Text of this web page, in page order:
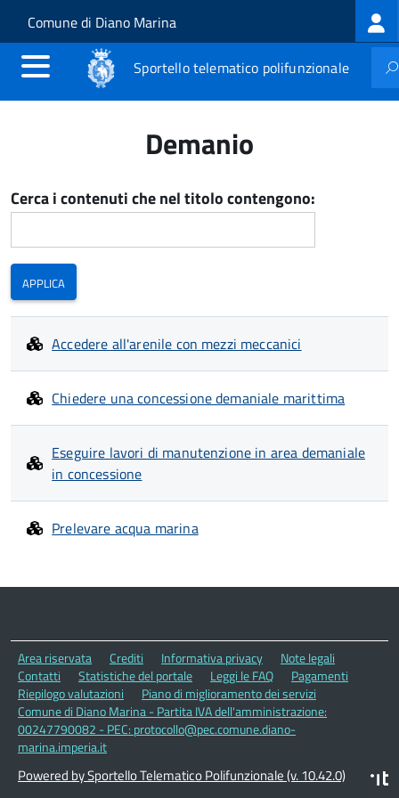
Salta al contenuto principale
Skip to site navigation
Comune di Diano Marina
Sportello telematico polifunzionale
Demanio
Cerca i contenuti che nel titolo contengono:
Accedere all'arenile con mezzi meccanici
Chiedere una concessione demaniale marittima
Eseguire lavori di manutenzione in area demaniale
in concessione
Prelevare acqua marina
Area riservata Crediti Informativa privacy
Note legali
Contatti
Statistiche del portale Leggi le FAQ
Pagamenti
Riepilogo valutazioni
Piano di miglioramento dei servizi
Comune di Diano Marina - Partita IVA dell'amministrazione:
00247790082 - PEC: protocollo@pec.comune.diano-
marina.imperia.it
Powered by Sportello Telematico Polifunzionale (v. 10.42.0)